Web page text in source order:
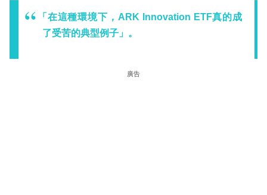
「在這種環境下，ARK Innovation ETF真的成
了受苦的典型例子」。
廣告